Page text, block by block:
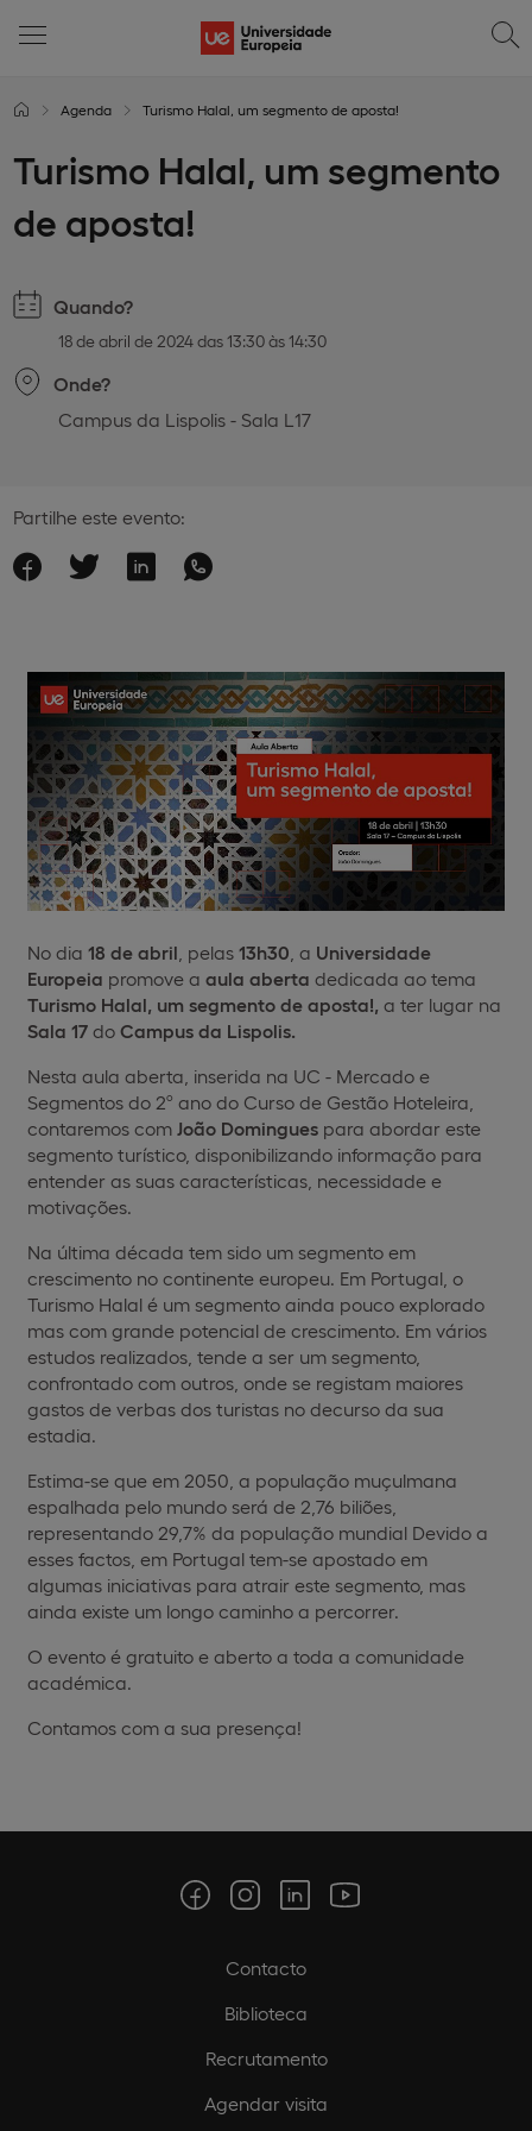
Agenda Turismo Halal, um segmento de aposta!
Turismo Halal, um segmento
de aposta!
Quando?
18 de abril de 2024 das 13:30 às 14:30
Onde?
Campus da Lispolis - Sala L17
Partilhe este evento:
No dia 18 de abril , pelas 13h30 , a Universidade
Europeia promove a aula aberta dedicada ao tema
Turismo Halal, um segmento de aposta!, a ter lugar na
Sala 17 do Campus da Lispolis.
Nesta aula aberta, inserida na UC - Mercado e
Segmentos do 2º ano do Curso de Gestão Hoteleira,
contaremos com João Domingues para abordar este
segmento turístico, disponibilizando informação para
entender as suas características, necessidade e
motivações.
Na última década tem sido um segmento em
crescimento no continente europeu. Em Portugal, o
Turismo Halal é um segmento ainda pouco explorado
mas com grande potencial de crescimento. Em vários
estudos realizados, tende a ser um segmento,
confrontado com outros, onde se registam maiores
gastos de verbas dos turistas no decurso da sua
estadia.
Estima-se que em 2050, a população muçulmana
espalhada pelo mundo será de 2,76 biliões,
representando 29,7% da população mundial Devido a
esses factos, em Portugal tem-se apostado em
algumas iniciativas para atrair este segmento, mas
ainda existe um longo caminho a percorrer.
O evento é gratuito e aberto a toda a comunidade
académica.
Contamos com a sua presença!
Contacto
Biblioteca
Recrutamento
Agendar visita